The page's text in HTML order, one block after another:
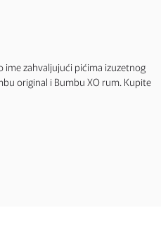
ime zahvaljujući pićima izuzetnog
original i Bumbu XO rum. Kupite